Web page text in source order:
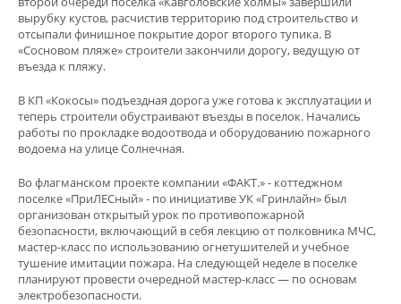
вырубку кустов, расчистив территорию под строительство и
отсыпали финишное покрытие дорог второго тупика. В
«Сосновом пляже» строители закончили дорогу, ведущую от
въезда к пляжу.
В КП «Кокосы» подъездная дорога уже готова к эксплуатации и
теперь строители обустраивают въезды в поселок. Начались
работы по прокладке водоотвода и оборудованию пожарного
водоема на улице Солнечная.
Во флагманском проекте компании «ФАКТ.» - коттеджном
поселке «ПриЛЕСный» - по инициативе УК «Гринлайн» был
организован открытый урок по противопожарной
безопасности, включающий в себя лекцию от полковника МЧС,
мастер-класс по использованию огнетушителей и учебное
тушение имитации пожара. На следующей неделе в поселке
планируют провести очередной мастер-класс — по основам
электробезопасности.